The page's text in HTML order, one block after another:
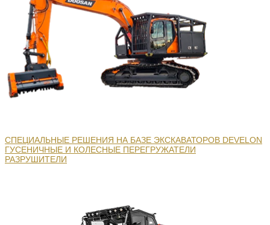
СПЕЦИАЛЬНЫЕ РЕШЕНИЯ НА БАЗЕ ЭКСКАВАТОРОВ DEVELON
ГУСЕНИЧНЫЕ И КОЛЕСНЫЕ ПЕРЕГРУЖАТЕЛИ
РАЗРУШИТЕЛИ